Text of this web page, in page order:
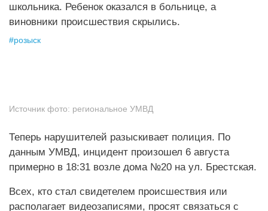
школьника. Ребенок оказался в больнице, а
виновники происшествия скрылись.
#розыск
Источник фото: региональное УМВД
Теперь нарушителей разыскивает полиция. По
данным УМВД, инцидент произошел 6 августа
примерно в 18:31 возле дома №20 на ул. Брестская.
Всех, кто стал свидетелем происшествия или
располагает видеозаписями, просят связаться с